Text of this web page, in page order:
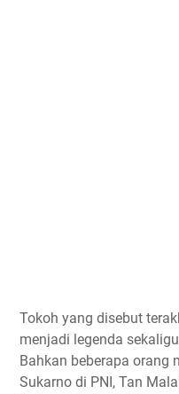
Tokoh yang disebut
menjadi legenda
Bahkan beberapa orang
Sukarno di PNI, Tan